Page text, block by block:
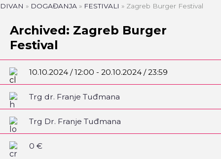
DIVAN » DOGAĐANJA » FESTIVALI » Zagreb Burger Festival
Archived: Zagreb Burger
Festival
10.10.2024 / 12:00 - 20.10.2024 / 23:59
Trg dr. Franje Tuđmana
Trg Dr. Franje Tuđmana
0 €